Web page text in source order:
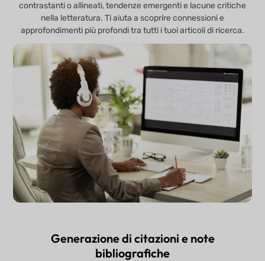
contrastanti o allineati, tendenze emergenti e lacune critiche
nella letteratura. Ti aiuta a scoprire connessioni e
approfondimenti più profondi tra tutti i tuoi articoli di ricerca.
Generazione di citazioni e note
bibliografiche